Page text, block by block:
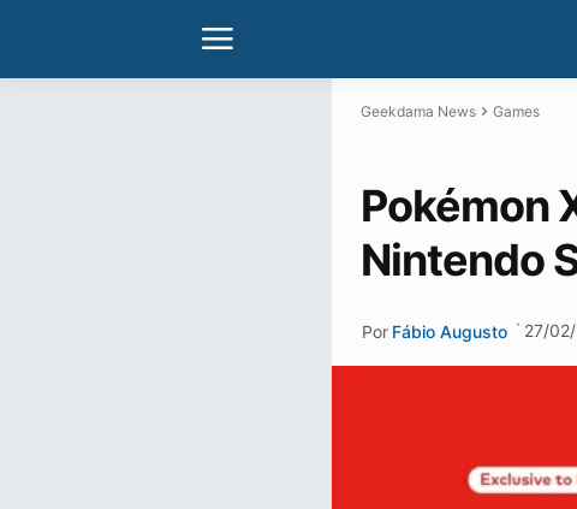
Geekdama News Games
Pokémon
Nintendo
Por Fábio Augusto · 27/